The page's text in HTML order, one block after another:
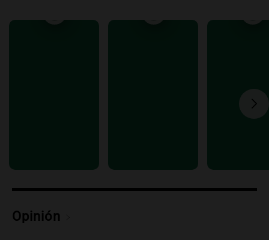
Episodios
el fin de su tratamiento contra un tumor
renal en Tucumán
Panorama Federal
Opinión